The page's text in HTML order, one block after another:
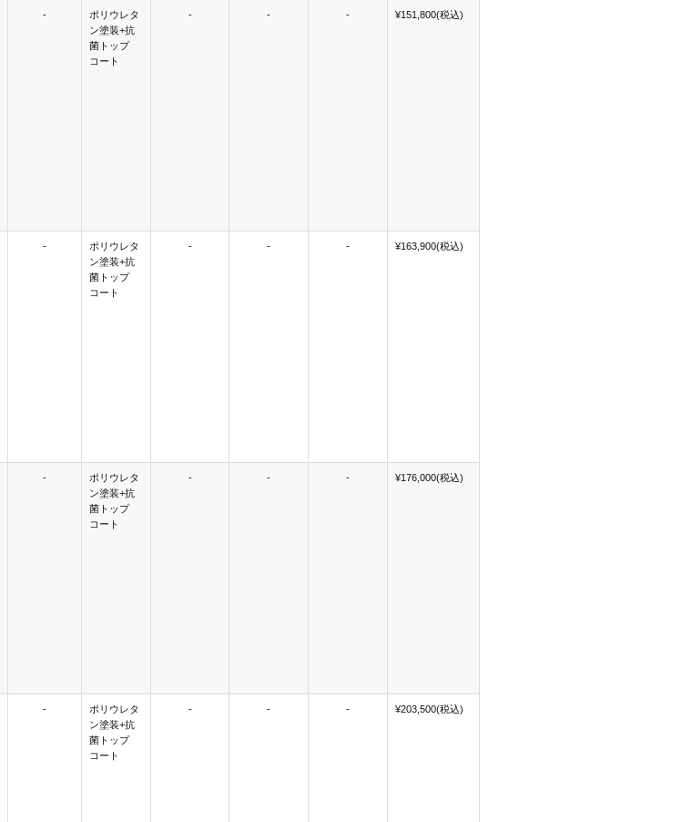
-
ポリウレタ
ン塗装+抗
菌トップ
コート
- - - ¥151,800(税込)
-
ポリウレタ
ン塗装+抗
菌トップ
コート
- - - ¥163,900(税込)
-
ポリウレタ
ン塗装+抗
菌トップ
コート
- - - ¥176,000(税込)
-
ポリウレタ
ン塗装+抗
菌トップ
コート
- - - ¥203,500(税込)